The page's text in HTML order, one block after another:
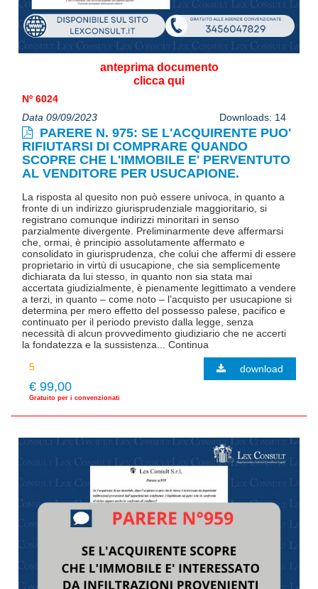
anteprima documento
clicca qui
Nº 6024
Data 09/09/2023
Downloads: 14
PARERE N. 975: SE L'ACQUIRENTE PUO'
RIFIUTARSI DI COMPRARE QUANDO
SCOPRE CHE L'IMMOBILE E' PERVENTUTO
AL VENDITORE PER USUCAPIONE.
La risposta al quesito non può essere univoca, in quanto a
fronte di un indirizzo giurisprudenziale maggioritario, si
registrano comunque indirizzi minoritari in senso
parzialmente divergente. Preliminarmente deve affermarsi
che, ormai, è principio assolutamente affermato e
consolidato in giurisprudenza, che colui che affermi di essere
proprietario in virtù di usucapione, che sia semplicemente
dichiarata da lui stesso, in quanto non sia stata mai
accertata giudizialmente, è pienamente legittimato a vendere
a terzi, in quanto – come noto – l’acquisto per usucapione si
determina per mero effetto del possesso palese, pacifico e
continuato per il periodo previsto dalla legge, senza
necessità di alcun provvedimento giudiziario che ne accerti
la fondatezza e la sussistenza... Continua
€ 99,00
Gratuito per i convenzionati
download